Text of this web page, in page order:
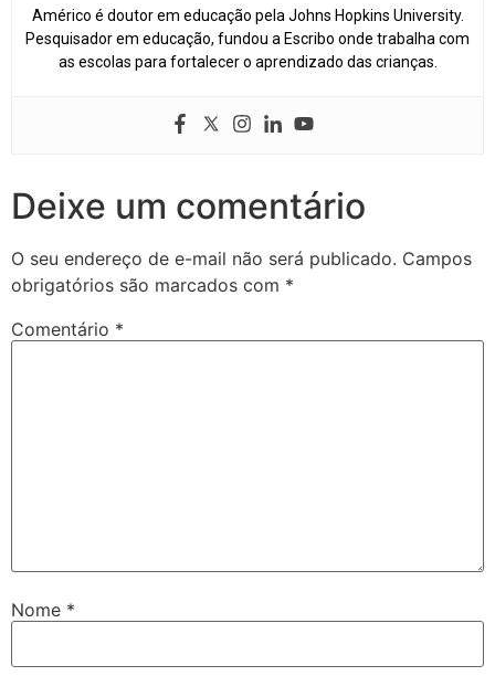
Américo é doutor em educação pela Johns Hopkins University.
Pesquisador em educação, fundou a Escribo onde trabalha com
as escolas para fortalecer o aprendizado das crianças.
Deixe um comentário
O seu endereço de e-mail não será publicado. Campos
obrigatórios são marcados com *
Comentário *
Nome *